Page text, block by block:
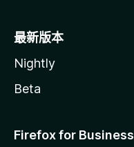
最新版本
Nightly
Beta
Firefox for Business